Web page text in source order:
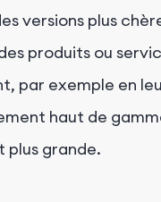
versions plus
produits ou
par exemple en
haut de
plus grande.